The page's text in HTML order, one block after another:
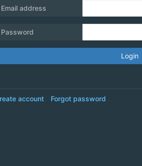
Email address
Password
Login
account Forgot password